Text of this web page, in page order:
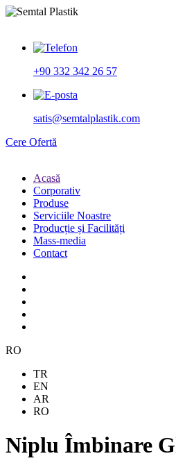
+90 332 342 26 57
satis@semtalplastik.com
Cere Ofertă
Acasă
Corporativ
Produse
Serviciile Noastre
Producție și Facilități
Mass-media
Contact
RO
TR
EN
AR
RO
Niplu Îmbinare